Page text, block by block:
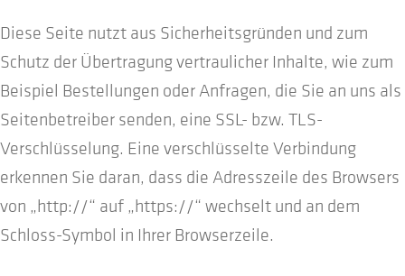
Diese Seite nutzt aus Sicherheitsgründen und zum
Schutz der Übertragung vertraulicher Inhalte, wie zum
Beispiel Bestellungen oder Anfragen, die Sie an uns als
Seitenbetreiber senden, eine SSL- bzw. TLS-
Verschlüsselung. Eine verschlüsselte Verbindung
erkennen Sie daran, dass die Adresszeile des Browsers
von „http://“ auf „https://“ wechselt und an dem
Schloss-Symbol in Ihrer Browserzeile.